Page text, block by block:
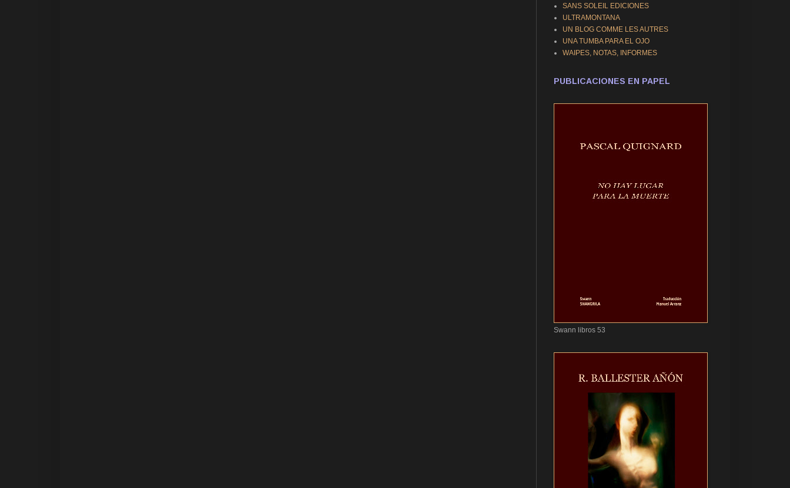
SANS SOLEIL EDICIONES
ULTRAMONTANA
UN BLOG COMME LES AUTRES
UNA TUMBA PARA EL OJO
WAIPES, NOTAS, INFORMES
PUBLICACIONES EN PAPEL
Swann libros 53